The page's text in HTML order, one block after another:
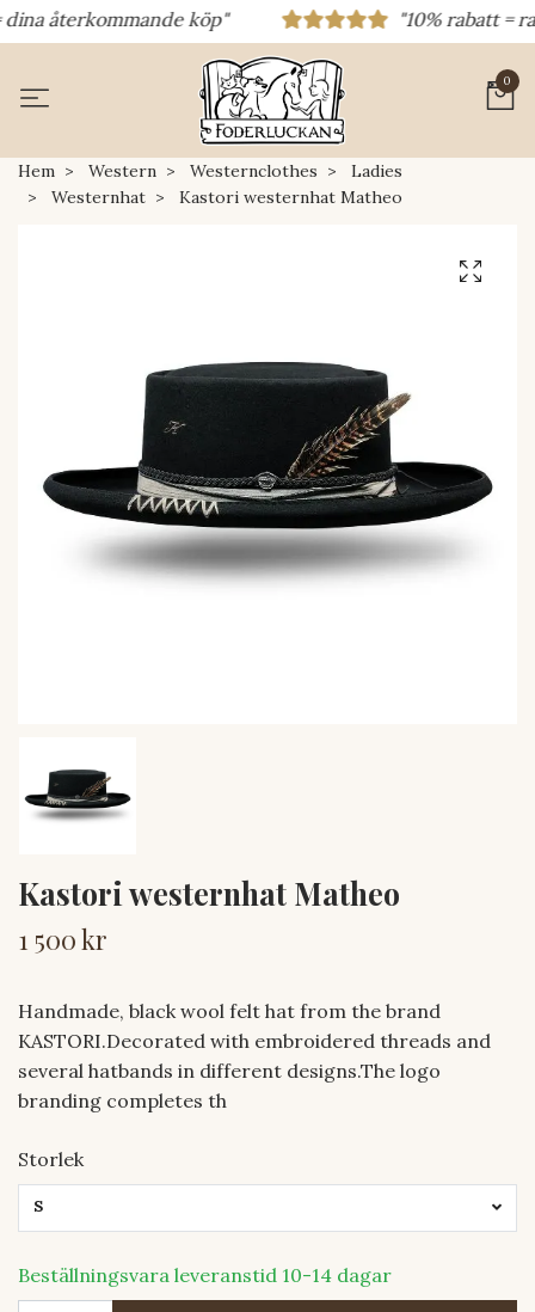
återkommande köp" "10% rabatt =
0
Hem Western Westernclothes
Ladies
Westernhat
Kastori westernhat Matheo
Kastori westernhat Matheo
1 500 kr
Handmade, black wool felt hat from the brand
KASTORI.Decorated with embroidered threads and
several hatbands in different designs.The logo
branding completes th
Storlek
S
Beställningsvara leveranstid 10-14 dagar